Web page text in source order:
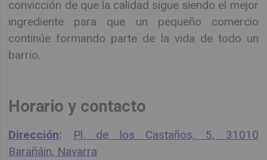
convicción de que la calidad sigue siendo el mejor
ingrediente para que un pequeño comercio
continúe formando parte de la vida de todo un
barrio.
Horario y contacto
Dirección: Pl. de los Castaños, 5, 31010
Barañáin, Navarra